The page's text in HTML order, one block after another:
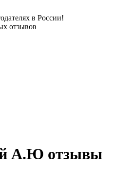
в России!
отзывов
А.Ю отзывы